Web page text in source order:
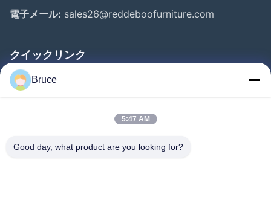
電子メール: sales26@reddeboofurniture.com
クイックリンク
ホーム
製品
企業情報
Bruce
5:47 AM
Good day, what product are you looking for?